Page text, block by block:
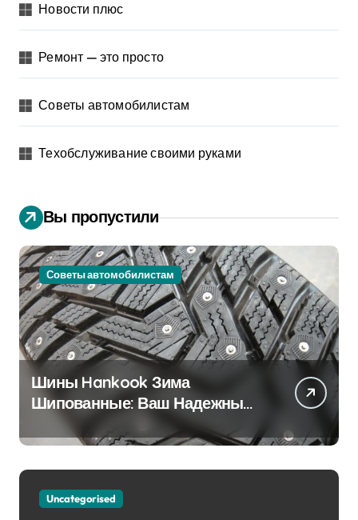
Новости плюс
Ремонт — это просто
Советы автомобилистам
Техобслуживание своими руками
Вы пропустили
Советы автомобилистам
Шины Hankook Зима
Шипованные: Ваш Надежный
Партнёр на Снежных Дорогах
Uncategorised